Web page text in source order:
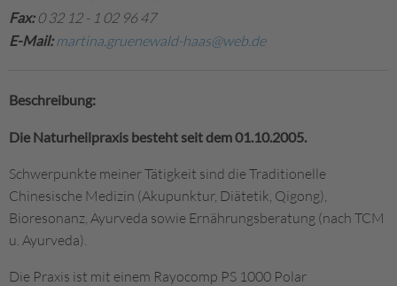
Fax:0 32 12 - 1 02 96 47
E-Mail:martina.gruenewald-haas@web.de
Beschreibung:
Die Naturheilpraxis besteht seit dem 01.10.2005.
Schwerpunkte meiner Tätigkeit sind die Traditionelle
Chinesische Medizin (Akupunktur, Diätetik, Qigong),
Bioresonanz, Ayurveda sowie Ernährungsberatung (nach TCM
u. Ayurveda).
Die Praxis ist mit einem Rayocomp PS 1000 Polar